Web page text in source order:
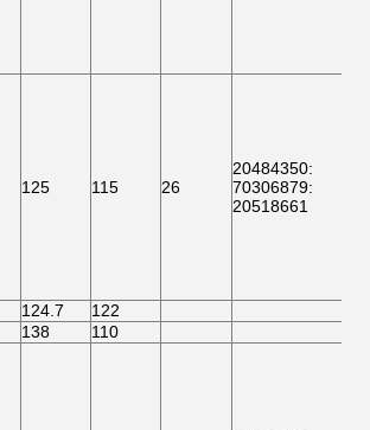
125 115 26
20484350:
70306879:
20518661
124.7
122
138 110